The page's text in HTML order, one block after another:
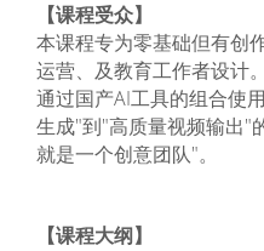
【课程受众】
本课程专为零基础但有创
运营、及教育工作者设计
通过国产AI工具的组合使
生成"到"高质量视频输出"
就是一个创意团队"。
【课程大纲】